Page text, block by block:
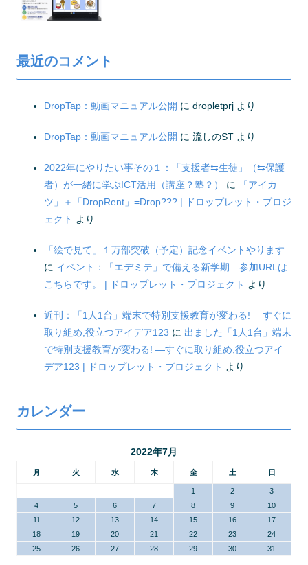
最近のコメント
DropTap：動画マニュアル公開 に dropletprj より
DropTap：動画マニュアル公開 に 流しのST より
2022年にやりたい事その１：「支援者⇆生徒」（⇆保護
者）が一緒に学ぶICT活用（講座？塾？）
に
「アイカ
ツ」＋「DropRent」=Drop??? | ドロップレット・プロジ
ェクト より
「絵で見て」１万部突破（予定）記念イベントやります
に イベント：「エデミテ」で備える新学期 参加URLは
こちらです。 | ドロップレット・プロジェクト より
近刊：「1人1台」端末で特別支援教育が変わる! ―すぐに
取り組め,役立つアイデア123 に 出ました「1人1台」端末
で特別支援教育が変わる! ―すぐに取り組め,役立つアイ
デア123 | ドロップレット・プロジェクト より
カレンダー
2022年7月
月 火 水 木 金 土 日
1 2
3
4
5 6 7 8 9
10
11
12 13 14 15 16
17
18
19 20 21 22 23
24
25
26 27 28 29 30 31